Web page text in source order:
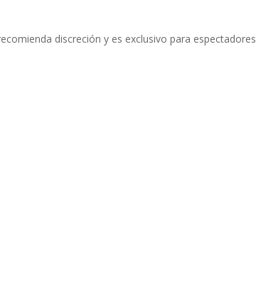
discreción y es exclusivo para espectadores